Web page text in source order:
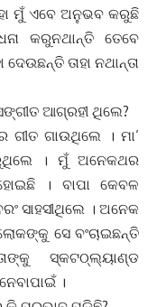
ମୁଁ ଏବେ ଅନୁଭବ କରୁଛି
କରୁନଥାନ୍ତି ତେବେ
ଦେଉଛନ୍ତି ତାହା ନଥାନ୍ତା
ଆଗ୍ରହୀ ଥିଲେ?
ଗୀତ ଗାଉଥିଲେ । ମା’
। ମୁଁ ଅନେକଥର
। ବାପା କେବଳ
ସାହସୀଥିଲେ । ଅନେକ
ସେ ବଂଚାଇଛନ୍ତି
ସ୍କଟଠ୍ଲ୍ୟାଣ୍ଡ
।